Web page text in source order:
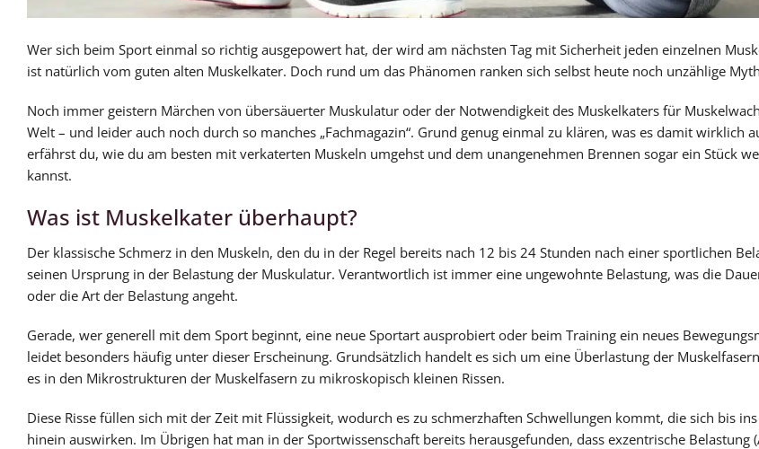
Wer sich beim Sport einmal so richtig ausgepowert hat, der wird am nächsten Tag mit Sicherheit jeden einzelnen
ist natürlich vom guten alten Muskelkater. Doch rund um das Phänomen ranken sich selbst heute noch unzählige
Noch immer geistern Märchen von übersäuerter Muskulatur oder der Notwendigkeit des Muskelkaters für
Welt – und leider auch noch durch so manches „Fachmagazin“. Grund genug einmal zu klären, was es damit wirklich
erfährst du, wie du am besten mit verkaterten Muskeln umgehst und dem unangenehmen Brennen sogar ein Stück
kannst.
Was ist Muskelkater überhaupt?
Der klassische Schmerz in den Muskeln, den du in der Regel bereits nach 12 bis 24 Stunden nach einer sportlichen
seinen Ursprung in der Belastung der Muskulatur. Verantwortlich ist immer eine ungewohnte Belastung, was die
oder die Art der Belastung angeht.
Gerade, wer generell mit dem Sport beginnt, eine neue Sportart ausprobiert oder beim Training ein neues
leidet besonders häufig unter dieser Erscheinung. Grundsätzlich handelt es sich um eine Überlastung der
es in den Mikrostrukturen der Muskelfasern zu mikroskopisch kleinen Rissen.
Diese Risse füllen sich mit der Zeit mit Flüssigkeit, wodurch es zu schmerzhaften Schwellungen kommt, die sich bis
hinein auswirken. Im Übrigen hat man in der Sportwissenschaft bereits herausgefunden, dass exzentrische Belastung